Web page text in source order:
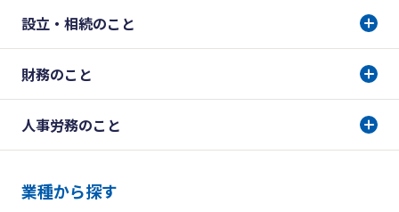
設立・相続のこと
財務のこと
人事労務のこと
業種から探す